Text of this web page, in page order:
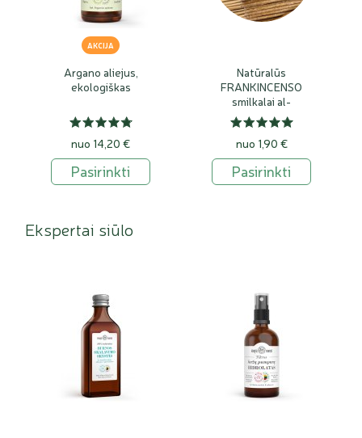
AKCIJA
Argano aliejus,
ekologiškas
nuo 14,20 €
Pasirinkti
Natūralūs
FRANKINCENSO
smilkalai al-
lubān'Umān
nuo 1,90 €
Pasirinkti
Ekspertai siūlo